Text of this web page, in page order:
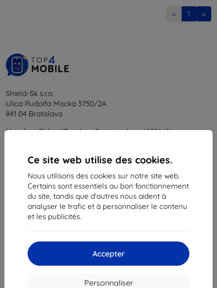
Ce site web utilise des cookies.
Nous utilisons des cookies sur notre site web.
Certains sont essentiels au bon fonctionnement
du site, tandis que d'autres nous aident à
analyser le trafic et à personnaliser le contenu
et les publicités.
Accepter
Personnaliser
« 1 »
Shield-Sk s.r.o.
Ulica Rudolfa Mocka 3750/2A
841 04 Bratislava
Numéro d’identification d’entreprise :46701494
Contacts
info@top4mobile.eu
Contactez-nous
En ligne8h00 – 16h00
Samedi et dimanche :